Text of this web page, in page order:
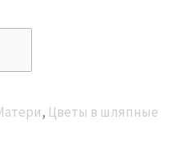
, Цветы в шляпные